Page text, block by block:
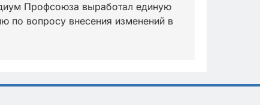
Профсоюза выработал единую
по вопросу внесения изменений в